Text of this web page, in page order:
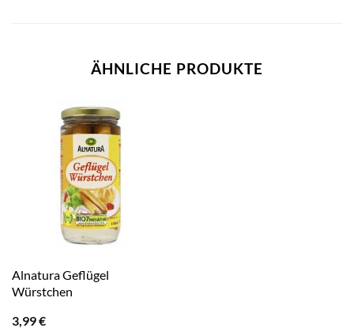
ÄHNLICHE PRODUKTE
Alnatura Geflügel
Würstchen
3,99€